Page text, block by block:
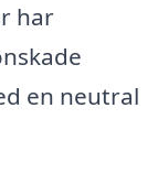
har
en neutral